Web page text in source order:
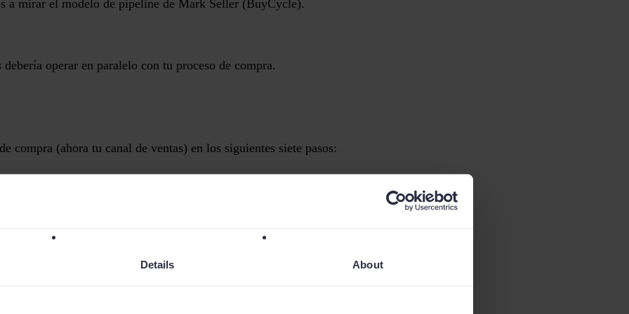
Details About
a mirar el modelo de pipeline de Mark Seller (BuyCycle).
operar en paralelo con tu proceso de compra.
compra (ahora tu canal de ventas) en los siguientes siete pasos:
decisión